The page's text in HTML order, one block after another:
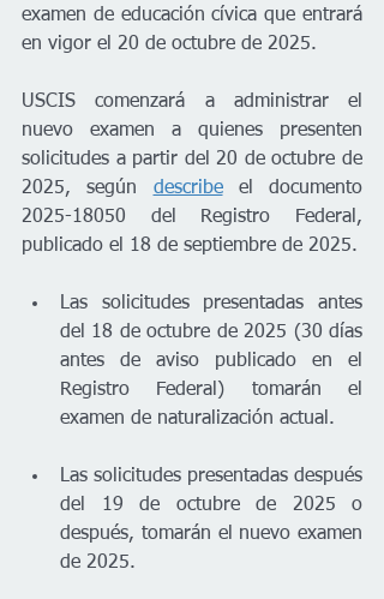
examen de educación cívica que entrará
en vigor el 20 de octubre de 2025.
USCIS comenzará a administrar el
nuevo examen a quienes presenten
solicitudes a partir del 20 de octubre de
2025, según describe el documento
2025-18050 del Registro Federal,
publicado el 18 de septiembre de 2025.
Las solicitudes presentadas antes
del 18 de octubre de 2025 (30 días
antes de aviso publicado en el
Registro Federal) tomarán el
examen de naturalización actual.
Las solicitudes presentadas después
del 19 de octubre de 2025 o
después, tomarán el nuevo examen
de 2025.